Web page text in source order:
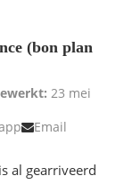
(bon plan
23 mei
Email
al gearriveerd